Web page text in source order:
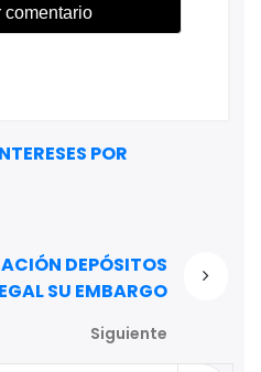
POR
DEPÓSITOS
SU EMBARGO
Siguiente